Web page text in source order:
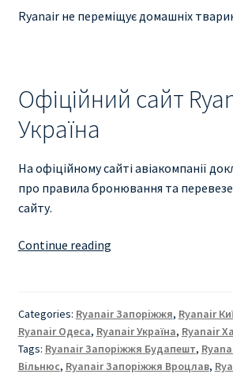
Ryanair не переміщує домашніх
Офіційний сайт
Україна
На офіційному сайті авіакомпанії
про правила бронювання та
сайту.
Continue readingRYANAIR
9
|
КИЇВ
Categories: Ryanair Запоріжжя, Ryanair
Ryanair Одеса, Ryanair Україна, Ryanair
Tags: Ryanair Запоріжжя Будапешт,
Вільнюс, Ryanair Запоріжжя Вроцлав,